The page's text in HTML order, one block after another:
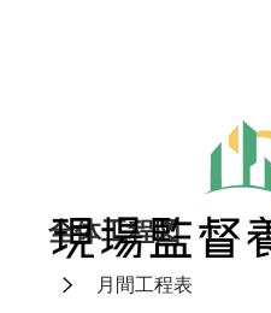
全体工程図
月間工程表